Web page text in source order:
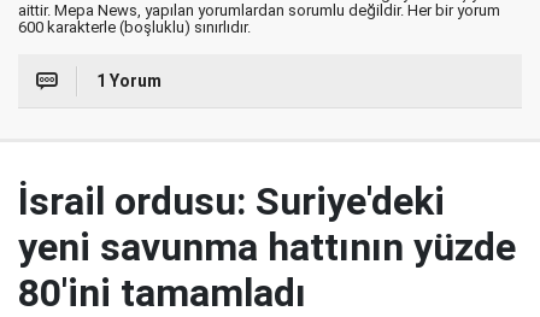
aittir. Mepa News, yapılan yorumlardan sorumlu değildir. Her bir yorum
600 karakterle (boşluklu) sınırlıdır.
1 Yorum
İsrail ordusu: Suriye'deki
yeni savunma hattının yüzde
80'ini tamamladı